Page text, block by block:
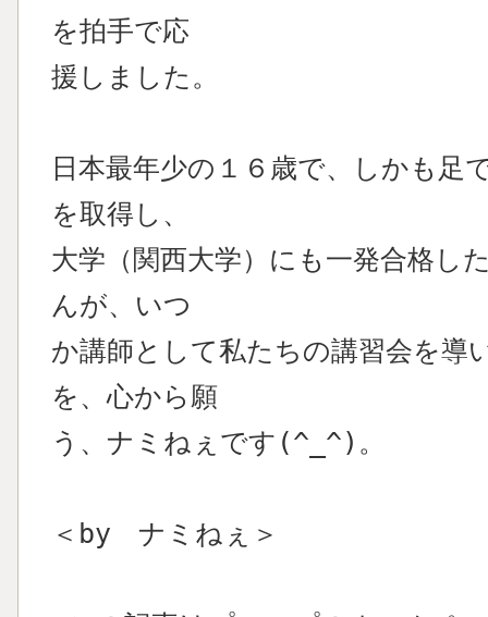
を拍手で応
援しました。
日本最年少の１６歳で、しかも足
を取得し、
大学（関西大学）にも一発合格し
んが、いつ
か講師として私たちの講習会を導
を、心から願
う、ナミねぇです(^_^)。
＜by ナミねぇ＞